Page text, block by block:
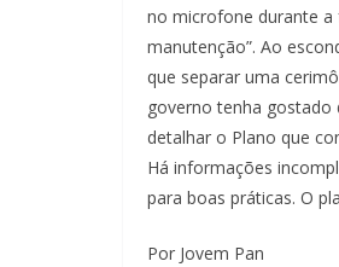
no microfone durante a
manutenção”. Ao
que separar uma
governo tenha gostado
detalhar o Plano que
Há informações
para boas práticas. O
Por Jovem Pan